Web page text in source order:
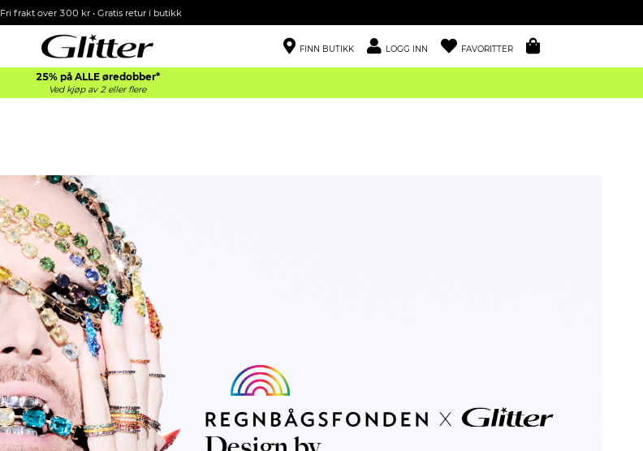
Fri frakt over 300 kr • Gratis retur i butikk
FINN BUTIKK LOGG INN FAVORITTER
25% på ALLE øredobber*
Ved kjøp av 2 eller flere